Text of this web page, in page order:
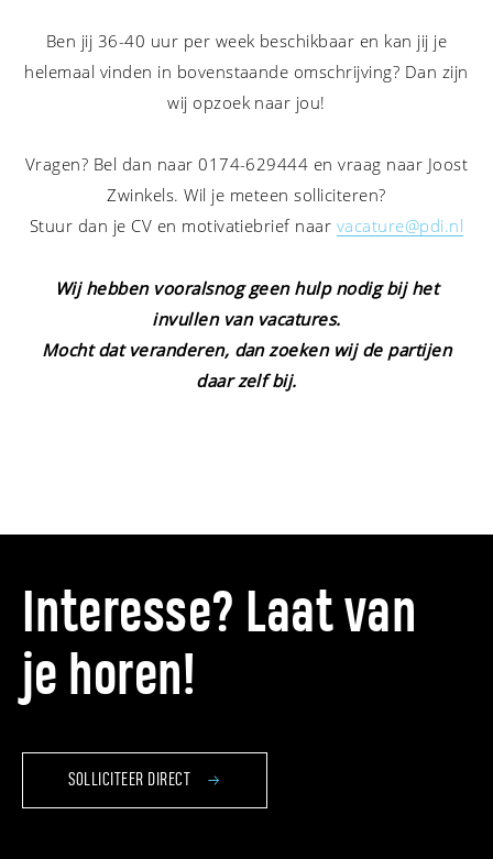
Ben jij 36-40 uur per week beschikbaar en kan jij je
helemaal vinden in bovenstaande omschrijving? Dan zijn
wij opzoek naar jou!
Vragen? Bel dan naar0174-629444 en vraag naar Joost
Zwinkels. Wil je meteen solliciteren?
Stuur dan je CV en motivatiebrief naar vacature@pdi.nl
Wij hebben vooralsnog geen hulp nodig bij het
invullen van vacatures.
Mocht dat veranderen, dan zoeken wij de partijen
daar zelf bij.
Interesse? Laat van
je horen!
SOLLICITEER DIRECT